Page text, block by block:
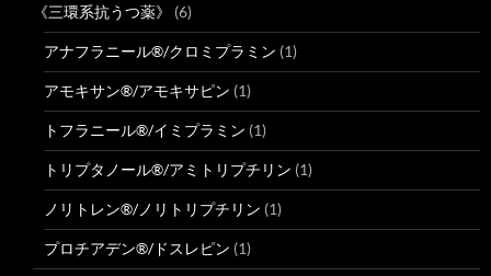
《三環系抗うつ薬》 (6)
アナフラニール®/クロミプラミン (1)
アモキサン®/アモキサピン (1)
トフラニール®/イミプラミン (1)
トリプタノール®/アミトリプチリン (1)
ノリトレン®/ノリトリプチリン (1)
プロチアデン®/ドスレピン (1)